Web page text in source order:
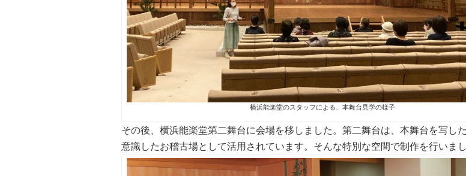
横浜能楽堂のスタッフによる、本舞台見学の様子
その後、横浜能楽堂第二舞台に会場を移しました。第二舞台は、本舞台を写し
意識したお稽古場として活用されています。そんな特別な空間で制作を行いまし